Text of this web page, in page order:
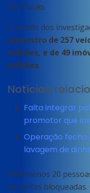
São Paulo.
A pedido dos
sequestro de 257
milhões, e de 49
milhões.
Notícias
Falta integrar
promotor que
Operação fecha
lavagem de
Pelo menos 20
as contas